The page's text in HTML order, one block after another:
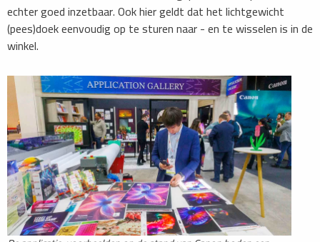
echter goed inzetbaar. Ook hier geldt dat het lichtgewicht
(pees)doek eenvoudig op te sturen naar - en te wisselen is in de
winkel.